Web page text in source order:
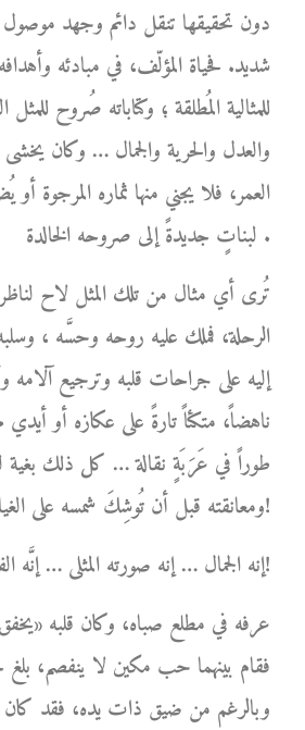
دون تحقيقها تنقل دائم وجهد
شديد. فحياة المؤلّف، في مبادئه
للمثالية المُطلقة ؛ وكتاباته صُروح للمثل
والعدل والحرية والجمال … وكان
العمر، فلا يجني منها ثماره المرجوة
لبناتٍ جديدةً إلى صروحه الخالدة .
تُرى أي مثال من تلك المثل لاح
الرحلة، فملك عليه روحه وحسَّه ،
إليه على جراحات قلبه وترجيع آلامه
ناهضاً، متكئاً تارةً على عكازه أو أيدي
طوراً في عَرَبَةٍ نقالة … كل ذلك بغية
ومعانقته قبل أن تُوشِكَ شمسه على الغياب ؟!
إنه الجمال … إنه صورته المثلى … إنَّه الفن . . . الفن لا غير!
عرفه في مطلع صباه، وكان قلبه
فقام بينهما حب مكين لا ينفصم، بلغ
وبالرغم من ضيق ذات يده، فقد كان